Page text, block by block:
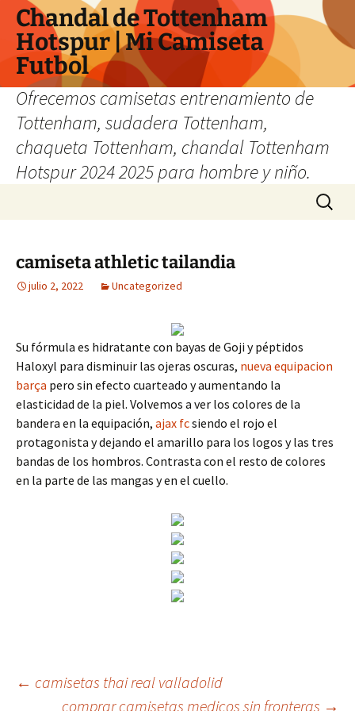
Chandal de Tottenham
Hotspur | Mi Camiseta
Futbol
Ofrecemos camisetas entrenamiento de
Tottenham, sudadera Tottenham,
chaqueta Tottenham, chandal Tottenham
Hotspur 2024 2025 para hombre y niño.
Buscar:
camiseta athletic tailandia
julio 2, 2022 Uncategorized
Su fórmula es hidratante con bayas de Goji y péptidos
Haloxyl para disminuir las ojeras oscuras, nueva equipacion
barça pero sin efecto cuarteado y aumentando la
elasticidad de la piel. Volvemos a ver los colores de la
bandera en la equipación, ajax fcsiendo el rojo el
protagonista y dejando el amarillo para los logos y las tres
bandas de los hombros. Contrasta con el resto de colores
en la parte de las mangas y en el cuello.
Navegación
← camisetas thai real valladolid
comprar camisetas medicos sin fronteras →